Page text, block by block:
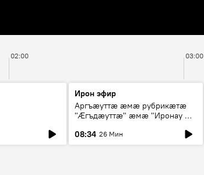
02:00 03:00
Ирон эфир
Аргъæуттæ æмæ рубрикæтæ
"Æгъдæуттæ" æмæ "Иронау æй
08:34 26 Мин